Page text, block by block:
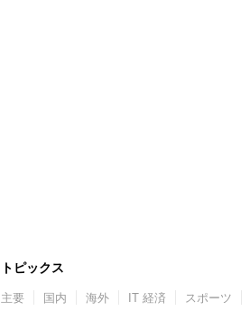
トピックス
主要 国内 海外 IT 経済 スポーツ